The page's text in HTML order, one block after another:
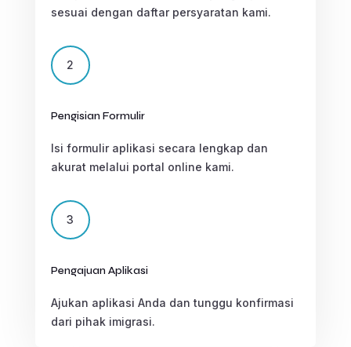
sesuai dengan daftar persyaratan kami.
2
Pengisian Formulir
Isi formulir aplikasi secara lengkap dan
akurat melalui portal online kami.
3
Pengajuan Aplikasi
Ajukan aplikasi Anda dan tunggu konfirmasi
dari pihak imigrasi.